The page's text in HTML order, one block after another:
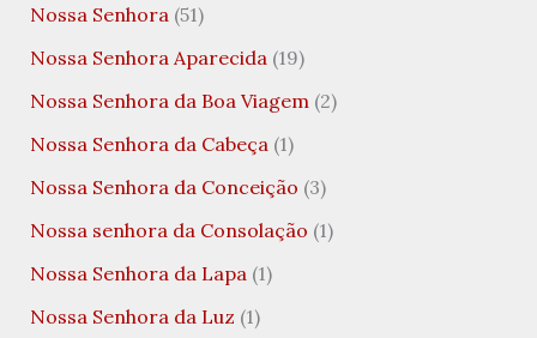
Nossa Senhora(51)
Nossa Senhora Aparecida(19)
Nossa Senhora da Boa Viagem(2)
Nossa Senhora da Cabeça(1)
Nossa Senhora da Conceição (3)
Nossa senhora da Consolação (1)
Nossa Senhora da Lapa(1)
Nossa Senhora da Luz (1)